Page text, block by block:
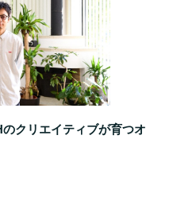
クリエイティブが育つオ